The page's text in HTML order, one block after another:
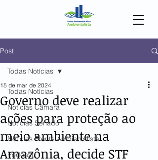
Post
Todas Notícias
Notícias Câmara
Notícias Senado
Notícias Frente Ambientalista
Podcast
Todas Notícias
Governo deve realizar
ações para proteção ao
meio ambiente na
Amazônia, decide STF
15 de mar. de 2024